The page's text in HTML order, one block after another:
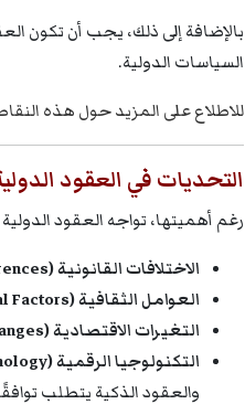
بالإضافة إلى ذلك، يجب أن تكون
السياسات الدولية.
للاطلاع على المزيد حول هذه
التحديات في العقود
رغم أهميتها، تواجه العقود
الاختلافات القانونية (Legal Differences):
العوامل الثقافية (Cultural Factors):
التغيرات الاقتصادية (Economic Changes):
التكنولوجيا الرقمية (Digital Technology):
والعقود الذكية يتطلب توافقًا